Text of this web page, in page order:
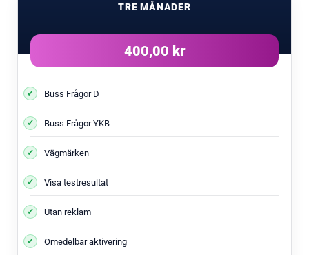
TRE MÅNADER
400,00 kr
Buss Frågor D
Buss Frågor YKB
Vägmärken
Visa testresultat
Utan reklam
Omedelbar aktivering